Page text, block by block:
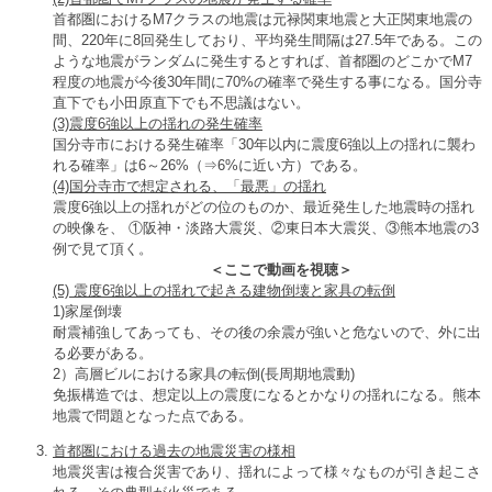
首都圏におけるM7クラスの地震は元禄関東地震と大正関東地震の
間、220年に8回発生しており、平均発生間隔は27.5年である。この
ような地震がランダムに発生するとすれば、首都圏のどこかでM7
程度の地震が今後30年間に70%の確率で発生する事になる。国分寺
直下でも小田原直下でも不思議はない。
(3)震度6強以上の揺れの発生確率
国分寺市における発生確率「30年以内に震度6強以上の揺れに襲わ
れる確率」は6～26%（⇒6%に近い方）である。
(4)国分寺市で想定される、「最悪」の揺れ
震度6強以上の揺れがどの位のものか、最近発生した地震時の揺れ
の映像を、 ①阪神・淡路大震災、②東日本大震災、③熊本地震の3
例で見て頂く。
＜ここで動画を視聴＞
(5) 震度6強以上の揺れで起きる建物倒壊と家具の転倒
1)家屋倒壊
耐震補強してあっても、その後の余震が強いと危ないので、外に出
る必要がある。
2）高層ビルにおける家具の転倒(長周期地震動)
免振構造では、想定以上の震度になるとかなりの揺れになる。熊本
地震で問題となった点である。
首都圏における過去の地震災害の様相
地震災害は複合災害であり、揺れによって様々なものが引き起こさ